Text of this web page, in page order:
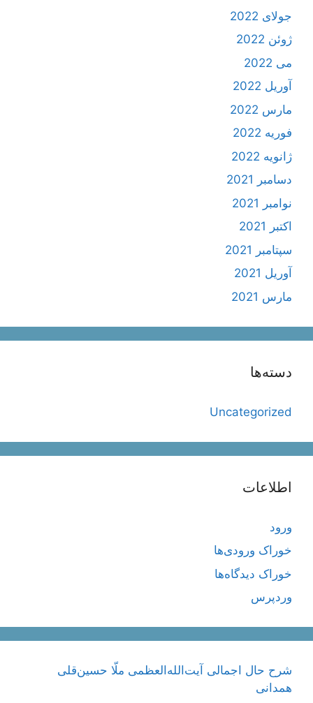
جولای 2022
ژوئن 2022
می 2022
آوریل 2022
مارس 2022
فوریه 2022
ژانویه 2022
دسامبر 2021
نوامبر 2021
اکتبر 2021
سپتامبر 2021
آوریل 2021
مارس 2021
دسته‌ها
Uncategorized
اطلاعات
ورود
خوراک ورودی‌ها
خوراک دیدگاه‌ها
وردپرس
شرح حال اجمالی آیت‌الله‌العظمی ملّا حسین‌قلی
همدانی